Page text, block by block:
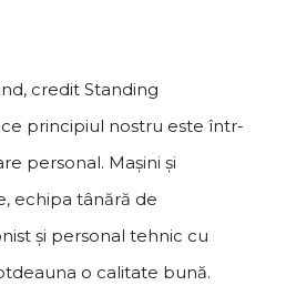
credit Standing
principiul nostru este într-
personal. Mașini și
echipa tânără de
și personal tehnic cu
o calitate bună.